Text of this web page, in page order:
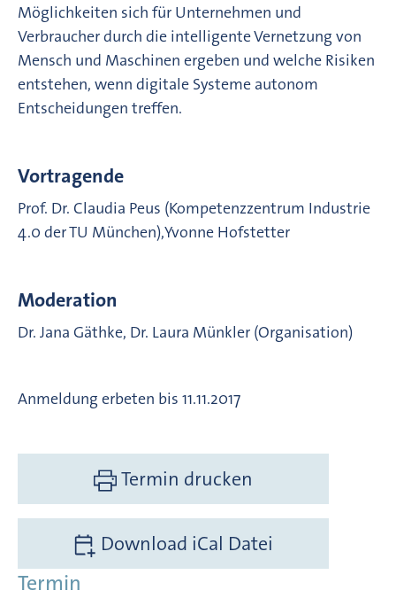
Möglichkeiten sich für Unternehmen und
Verbraucher durch die intelligente Vernetzung von
Mensch und Maschinen ergeben und welche Risiken
entstehen, wenn digitale Systeme autonom
Entscheidungen treffen.
Vortragende
Prof. Dr. Claudia Peus (Kompetenzzentrum Industrie
4.0 der TU München),Yvonne Hofstetter
Moderation
Dr. Jana Gäthke, Dr. Laura Münkler (Organisation)
Anmeldung erbeten bis 11.11.2017
Termin drucken
Download iCal Datei
Termin